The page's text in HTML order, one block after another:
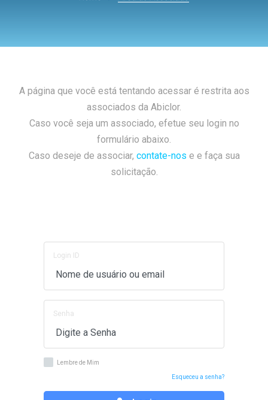
A página que você está tentando acessar é restrita aos
associados da Abiclor.
Caso você seja um associado, efetue seu login no
formulário abaixo.
Caso deseje de associar, contate-nos e e faça sua
solicitação.
Login ID
Senha
Lembre de Mim
Esqueceu a senha?